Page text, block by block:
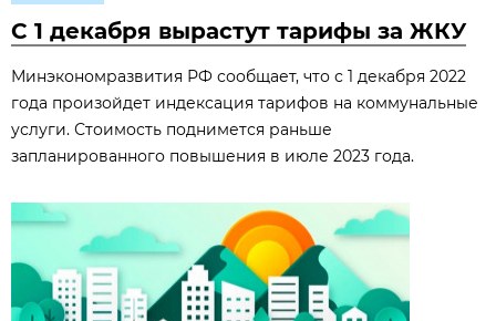
С 1 декабря вырастут тарифы за ЖКУ
Минэкономразвития РФ сообщает, что с 1 декабря 2022
года произойдет индексация тарифов на коммунальные
услуги. Стоимость поднимется раньше
запланированного повышения в июле 2023 года.